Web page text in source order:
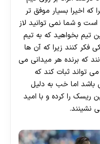
اخیرا بسیار موفق تر
و شما نمی توانید لاز
تیم بخواهید که به تیم
فکر کنند زیرا که آن ها
که برنده هر میدانی می
تواند ثبات کند که
باشد اما خب به دلیل
ریسک را کرده و با امید
نشینند.